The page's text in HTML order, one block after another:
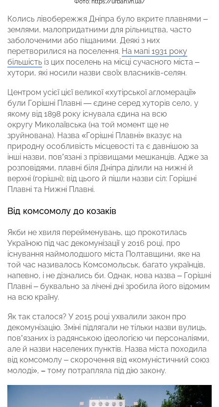
Колись лівобережжя Дніпра було вкрите плавнями –
землями, малопридатними для рільництва, часто
заболоченими або піщаними. Деякі з них
перетворилися на поселення. На мапі 1931 року
більшість із цих поселень на місці сучасного міста –
хутори, які носили назви своїх власників-селян.
Центром усієї цієї великої «хутірської агломерації»
були Горішні Плавні — єдине серед хуторів село, у
якому від 1898 року існувала єдина на всю
округу Миколаївська (на той момент ще не
зруйнована). Назва «Горішні Плавні» вказує на
природну особливість місцевості та є давнішою за
інші назви, пов’язані з прізвищами мешканців. Адже за
розповідями, плавні біля Дніпра ділили на нижні й
верхні (горішні); від цього й пішли назви сіл: Горішні
Плавні та Нижні Плавні.
Від комсомолу до козаків
Якби не хвиля перейменувань, що прокотилась
Україною під час декомунізації у 2016 році, про
існування наймолодшого міста Полтавщини, яке на
той час називалось Комсомольськ, багато українців,
напевно, і не дізнались би. Однак, нова назва – Горішні
Плавні – буквально за лічені дні зробила його відомим
на всю країну.
Як так сталося? У 2015 році ухвалили закон про
декомунізацію. Зміні підлягали не тільки назви вулиць,
пов’язаних із радянською ідеологією чи персоналіями,
але й назви населених пунктів. Назва міста походила
від комсомолу – скорочення від «комуністичний союз
молоді», – тому потрапляла під дію закону.